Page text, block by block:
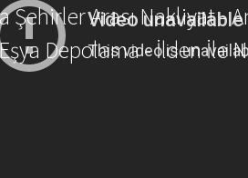
Arası Nakliyat -
Depolama - İlden İle